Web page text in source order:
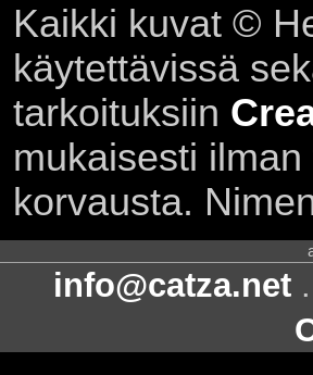
Kaikki kuvat ©
käytettävissä
tarkoituksiin
mukaisesti
korvausta.
info@catza.net